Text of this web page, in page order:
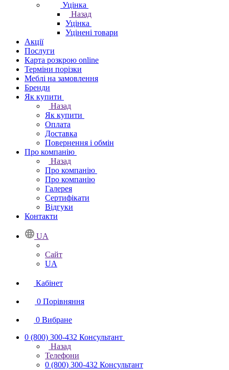
Уцінка
Назад
Уцінка
Уцінені товари
Акції
Послуги
Карта розкрою online
Терміни порізки
Меблі на замовлення
Бренди
Як купити
Назад
Як купити
Оплата
Доставка
Повернення і обмін
Про компанію
Назад
Про компанію
Про компанію
Галерея
Сертифікати
Відгуки
Контакти
UA
Сайт
UA
Кабінет
0 Порівняння
0 Вибране
0 (800) 300-432 Консультант
Назад
Телефони
0 (800) 300-432 Консультант